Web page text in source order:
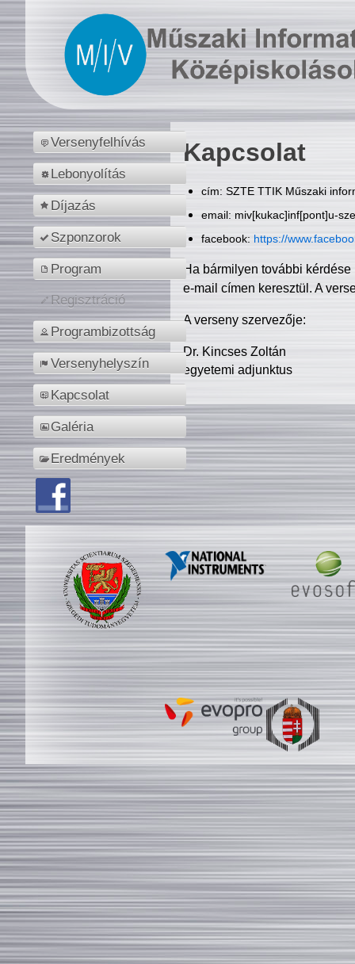
Versenyfelhívás
Lebonyolítás
Díjazás
Szponzorok
Program
Regisztráció
Programbizottság
Versenyhelyszín
Kapcsolat
Galéria
Eredmények
Kapcsolat
cím: SZTE TTIK Műszaki
email: miv[kukac]inf[pont]u-
facebook: https://
Ha bármilyen további
e-mail címen keresztül. A
A verseny szervezője:
Dr. Kincses Zoltán
egyetemi adjunktus